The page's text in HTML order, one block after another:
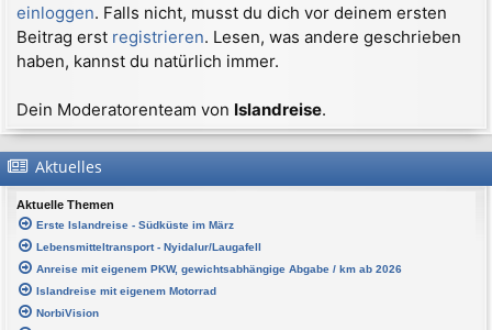
einloggen. Falls nicht, musst du dich vor deinem ersten
Beitrag erst registrieren. Lesen, was andere geschrieben
haben, kannst du natürlich immer.
Dein Moderatorenteam von Islandreise.
Aktuelles
Aktuelle Themen
Erste Islandreise - Südküste im März
Lebensmitteltransport - Nyidalur/Laugafell
Anreise mit eigenem PKW, gewichtsabhängige Abgabe / km ab 2026
Islandreise mit eigenem Motorrad
NorbiVision